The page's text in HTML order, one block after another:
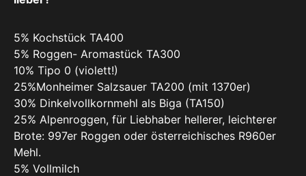
5% Kochstück TA400
5% Roggen- Aromastück TA300
10% Tipo 0 (violett!)
25%Monheimer Salzsauer TA200 (mit 1370er)
30% Dinkelvollkornmehl als Biga (TA150)
25% Alpenroggen, für Liebhaber hellerer, leichterer
Brote: 997er Roggen oder österreichisches R960er
Mehl.
5% Vollmilch